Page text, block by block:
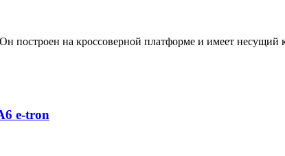
построен на кроссоверной платформе и имеет несущий
e-tron